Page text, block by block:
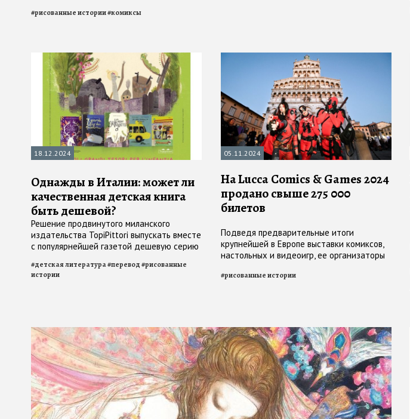
издательствами "Sergio Bonelli Editore" и
#рисованные истории#комиксы
18.12.2024
Однажды в Италии: может ли
качественная детская книга
быть дешевой?
Решение продвинутого миланского
издательства TopiPittori выпускать вместе
с популярнейшей газетой дешевую серию
критики, на которую издатели развернуто
ответили
#детская литература#перевод#рисованные
истории
05.11.2024
На Lucca Comics & Games 2024
продано свыше 275 000
билетов
Подведя предварительные итоги
крупнейшей в Европе выставки комиксов,
настольных и видеоигр, ее организаторы
следующей: 29.10 — 02.11.2025
#рисованные истории